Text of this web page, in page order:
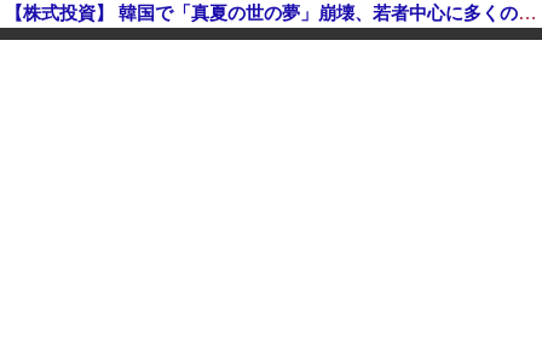
【株式投資】 韓国で「真夏の世の夢」崩壊、若者中心に多くの人が「人生オワタ」―中国メディア
【動画】 石破「公約を果たすというが、減税しますは公約ではない。検討を加速するというのが公約だ」